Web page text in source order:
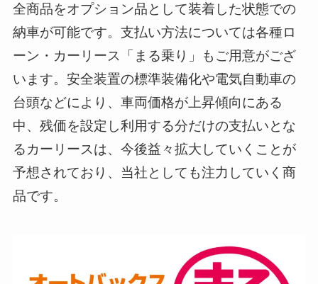
全商品をオプション品として装着した状態での
納車が可能です。支払い方法については各種ロ
ーン・カーリース「まる乗り」もご用意がござ
います。安全装置の標準装備化や電気自動車の
台頭などにより、車両価格が上昇傾向にある
中、残価を設定し利用する分だけの支払いとな
るカーリースは、今後益々拡大していくことが
予想されており、当社としても注力していく商
品です。